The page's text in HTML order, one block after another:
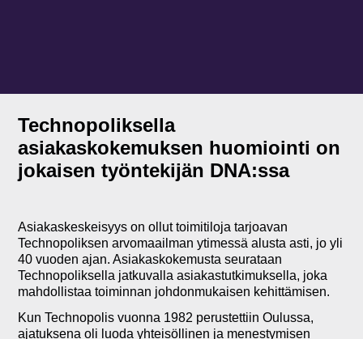
Technopoliksella
asiakaskokemuksen huomiointi on
jokaisen työntekijän DNA:ssa
Asiakaskeskeisyys on ollut toimitiloja tarjoavan
Technopoliksen arvomaailman ytimessä alusta asti, jo yli
40 vuoden ajan. Asiakaskokemusta seurataan
Technopoliksella jatkuvalla asiakastutkimuksella, joka
mahdollistaa toiminnan johdonmukaisen kehittämisen.
Kun Technopolis vuonna 1982 perustettiin Oulussa,
ajatuksena oli luoda yhteisöllinen ja menestymisen